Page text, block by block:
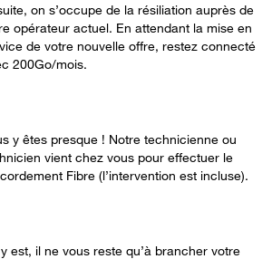
on s’occupe de la résiliation auprès de
opérateur actuel. En attendant la mise en
de votre nouvelle offre, restez connecté
200Go/mois.
y êtes presque ! Notre technicienne ou
vient chez vous pour effectuer le
Fibre (l’intervention est incluse).
est, il ne vous reste qu’à brancher votre